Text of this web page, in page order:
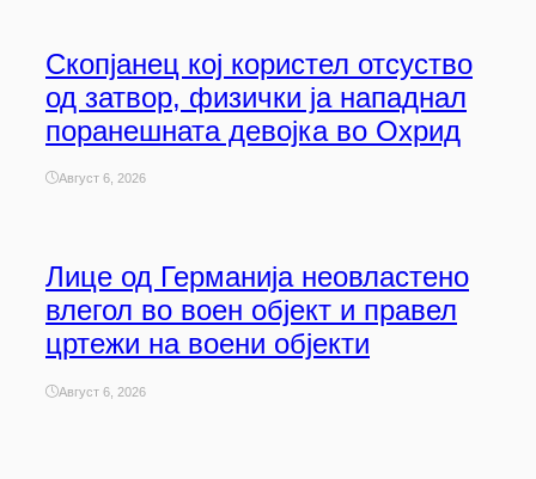
Скопјанец кој користел отсуство
од затвор, физички ја нападнал
поранешната девојка во Охрид
Август 6, 2026
Лице од Германија неовластено
влегол во воен објект и правел
цртежи на воени објекти
Август 6, 2026